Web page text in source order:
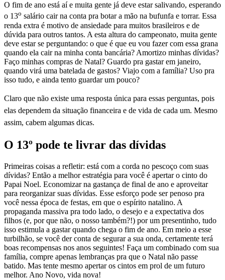
O fim de ano está aí e muita gente já deve estar salivando, esperando
o 13o salário cair na conta pra botar a mão na bufunfa e torrar. Essa
renda extra é motivo de ansiedade para muitos brasileiros e de
dúvida para outros tantos. A esta altura do campeonato, muita gente
deve estar se perguntando: o que é que eu vou fazer com essa grana
quando ela cair na minha conta bancária? Amortizo minhas dívidas?
Faço minhas compras de Natal? Guardo pra gastar em janeiro,
quando virá uma batelada de gastos? Viajo com a família? Uso pra
isso tudo, e ainda tento guardar um pouco?
Claro que não existe uma resposta única para essas perguntas, pois
elas dependem da situação financeira e de vida de cada um. Mesmo
assim, cabem algumas dicas.
O 13º pode te livrar das dívidas
Primeiras coisas a refletir: está com a corda no pescoço com suas
dívidas? Então a melhor estratégia para você é apertar o cinto do
Papai Noel. Economizar na gastança de final de ano e aproveitar
para reorganizar suas dívidas. Esse esforço pode ser penoso pra
você nessa época de festas, em que o espírito natalino. A
propaganda massiva pra todo lado, o desejo e a expectativa dos
filhos (e, por que não, o nosso também?!) por um presentinho, tudo
isso estimula a gastar quando chega o fim de ano. Em meio a esse
turbilhão, se você der conta de segurar a sua onda, certamente terá
boas recompensas nos anos seguintes! Faça um combinado com sua
família, compre apenas lembranças pra que o Natal não passe
batido. Mas tente mesmo apertar os cintos em prol de um futuro
melhor. Ano Novo, vida nova!